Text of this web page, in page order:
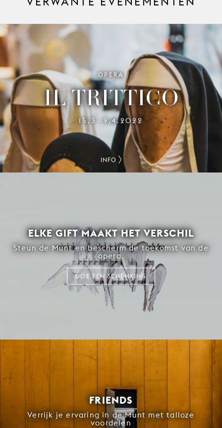
OPERA
IL TRITTICO
15.3 – 9.4.2022
INFO
ELKE GIFT MAAKT HET VERSCHIL
Steun de Munt en bescherm de toekomst van de
opera.
DOE EEN SCHENKING
FRIENDS
Verrijk je ervaring in de Munt met talloze
voordelen